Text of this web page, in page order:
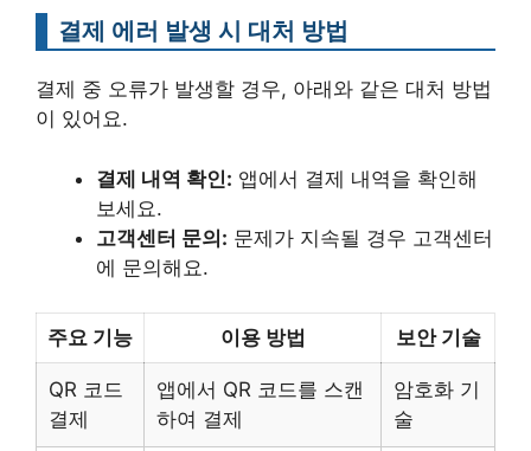
결제 에러 발생 시 대처 방법
결제 중 오류가 발생할 경우, 아래와 같은 대처 방법
이 있어요.
결제 내역 확인: 앱에서 결제 내역을 확인해
보세요.
고객센터 문의: 문제가 지속될 경우 고객센터
에 문의해요.
주요 기능 이용 방법 보안 기술
QR 코드
결제
앱에서 QR 코드를 스캔
하여 결제
암호화 기
술